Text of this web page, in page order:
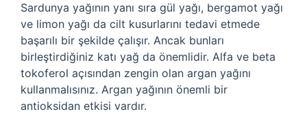
Sardunya yağının yanı sıra gül yağı, bergamot yağı
ve limon yağı da cilt kusurlarını tedavi etmede
başarılı bir şekilde çalışır. Ancak bunları
birleştirdiğiniz katı yağ da önemlidir. Alfa ve beta
tokoferol açısından zengin olan argan yağını
kullanmalısınız. Argan yağının önemli bir
antioksidan etkisi vardır.